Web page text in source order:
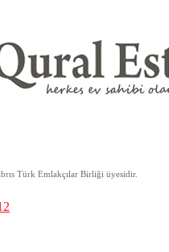
Türk Emlakçılar Birliği üyesidir.